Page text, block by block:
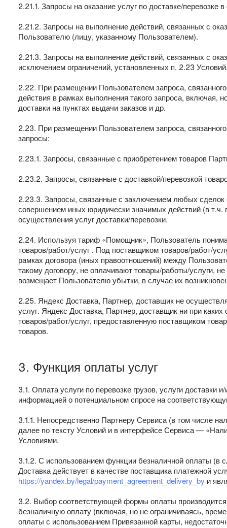
2.21.1. Запросы на оказание услуг по доставке/
2.21.2. Запросы на выполнение действий, связанных с
Пользователю (лицу, указанному Пользователем).
2.21.3. Запросы на выполнение действий, связанных с
исключением ограничений, установленных п. 2.23
2.22. При размещении Пользователем запроса,
действия в рамках выполнения такого запроса, включая,
доставки на пунктах выдачи заказов и др.
2.23. При размещении Пользователем запроса,
запросы:
2.23.1. Запросы, связанные с приобретением товаров
2.23.2. Запросы, связанные с доставкой/перевозкой
2.23.3. Запросы, связанные с заключением любых сделок
совершением иных юридически значимых действий (в
осуществления услуг доставки/перевозки.
2.24. Используя тариф «Помощник», Пользователь
товаров/работ/услуг . Под поставщиком товаров/работ/
рамках договора (иных правоотношений) между
такому договору, не оплачивают товары/работы/услуги,
возмещает Пользователю убытки, в случае их
2.25. Яндекс Доставка, Партнер, доставщик не
услуг. Яндекс Доставка, Партнер, доставщик ни при каких
товаров/работ/услуг, предоставленную поставщиком
товаров.
3. Функция оплаты услуг
3.1. Оплата услуги по перевозке грузов, услуги
информацией о потенциальном спросе на
3.1.1. Непосредственно Партнеру Сервиса (в том числе
далее по тексту Условий и в интерфейсе Сервиса —
Условиями.
3.1.2. С использованием функции безналичной оплаты (в
Доставка действует в качестве поставщика платежной
https://yandex.by/legal/payment_agreement_delivery_by и
3.2. Выбор соответствующей формы оплаты
безналичную оплату (включая, но не ограничиваясь,
оплаты с использованием Привязанной карты,